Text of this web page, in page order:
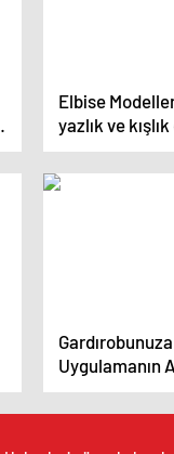
Elbise
yazlık ve
kısa elbise
Uygulamanın